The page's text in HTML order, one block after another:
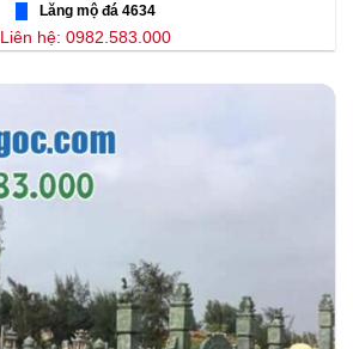
Lăng mộ đá 4634
Liên hệ: 0982.583.000